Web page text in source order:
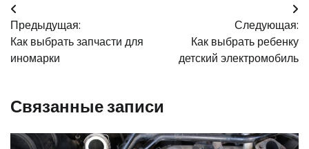
Навигация
по
записям
Предыдущая:
Как выбрать запчасти для
иномарки
Следующая:
Как выбрать ребенку
детский электромобиль
Связанные записи